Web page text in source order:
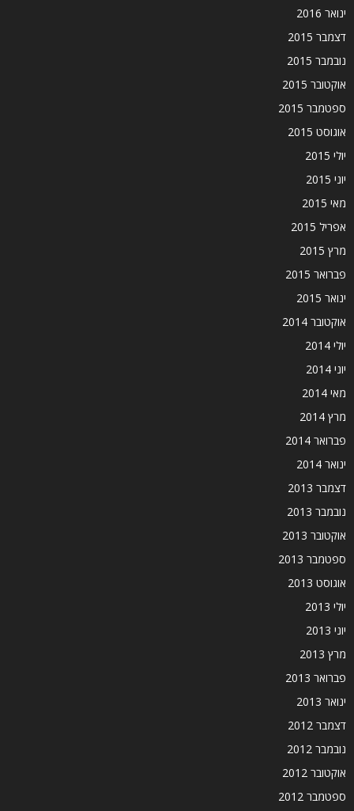
ינואר 2016
דצמבר 2015
נובמבר 2015
אוקטובר 2015
ספטמבר 2015
אוגוסט 2015
יולי 2015
יוני 2015
מאי 2015
אפריל 2015
מרץ 2015
פברואר 2015
ינואר 2015
אוקטובר 2014
יולי 2014
יוני 2014
מאי 2014
מרץ 2014
פברואר 2014
ינואר 2014
דצמבר 2013
נובמבר 2013
אוקטובר 2013
ספטמבר 2013
אוגוסט 2013
יולי 2013
יוני 2013
מרץ 2013
פברואר 2013
ינואר 2013
דצמבר 2012
נובמבר 2012
אוקטובר 2012
ספטמבר 2012